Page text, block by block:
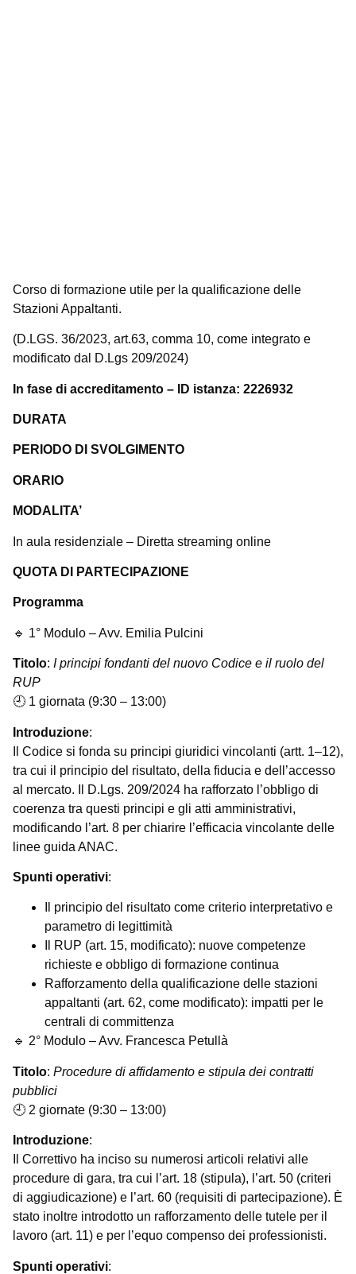
Corso di formazione utile per la qualificazione delle
Stazioni Appaltanti.
(D.LGS. 36/2023, art.63, comma 10, come integrato e
modificato dal D.Lgs 209/2024)
In fase di accreditamento – ID istanza: 2226932
DURATA
PERIODO DI SVOLGIMENTO
ORARIO
MODALITA’
In aula residenziale – Diretta streaming online
QUOTA DI PARTECIPAZIONE
Programma
🔹 1° Modulo – Avv. Emilia Pulcini
Titolo: I principi fondanti del nuovo Codice e il ruolo del
RUP
🕘 1 giornata (9:30 – 13:00)
Introduzione:
Il Codice si fonda su principi giuridici vincolanti (artt. 1–12),
tra cui il principio del risultato, della fiducia e dell’accesso
al mercato. Il D.Lgs. 209/2024 ha rafforzato l’obbligo di
coerenza tra questi principi e gli atti amministrativi,
modificando l’art. 8 per chiarire l’efficacia vincolante delle
linee guida ANAC.
Spunti operativi:
Il principio del risultato come criterio interpretativo e
parametro di legittimità
Il RUP (art. 15, modificato): nuove competenze
richieste e obbligo di formazione continua
Rafforzamento della qualificazione delle stazioni
appaltanti (art. 62, come modificato): impatti per le
centrali di committenza
🔹 2° Modulo – Avv. Francesca Petullà
Titolo: Procedure di affidamento e stipula dei contratti
pubblici
🕘 2 giornate (9:30 – 13:00)
Introduzione:
Il Correttivo ha inciso su numerosi articoli relativi alle
procedure di gara, tra cui l’art. 18 (stipula), l’art. 50 (criteri
di aggiudicazione) e l’art. 60 (requisiti di partecipazione). È
stato inoltre introdotto un rafforzamento delle tutele per il
lavoro (art. 11) e per l’equo compenso dei professionisti.
Spunti operativi: